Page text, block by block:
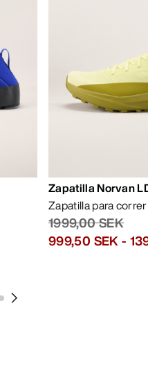
Zapatilla Norvan
Zapatilla para
1999,00 SEK
999,50 SEK-